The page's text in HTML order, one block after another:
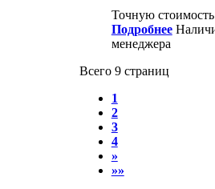
Точную
Подробнее
менеджера
Всего 9 страниц
1
2
3
4
»
»»